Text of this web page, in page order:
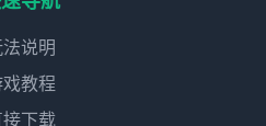
说明
戏教程
接下载